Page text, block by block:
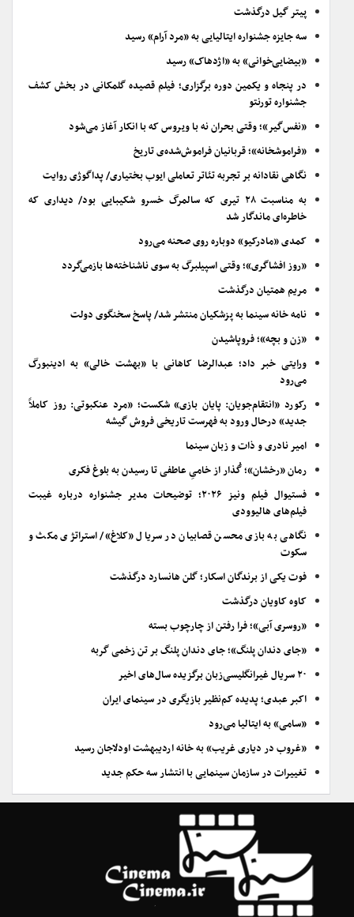
پیتر گیل درگذشت
سه جایزه جشنواره ایتالیایی به «مرد آرام» رسید
«بیضایی‌خوانی» به «اژدهاک» رسید
در پنجاه و یکمین دوره برگزاری؛ فیلم قصیده گلمکانی در بخش کشف
جشنواره تورنتو
«نفس‌گیر»؛ وقتی بحران نه با ویروس که با انکار آغاز می‌شود
«فراموشخانه»؛ قربانیان فراموش‌شده‌ی تاریخ
نگاهی نقادانه بر تجربه تئاتر تعاملی ایوب بختیاری/ پداگوژی روایت
به مناسبت ۲۸ تیری که سالمرگ خسرو شکیبایی بود/ دیداری که
خاطره‌ای ماندگار شد
کمدی «مادرکیو» دوباره روی صحنه می‌رود
«روز افشاگری»؛ وقتی اسپیلبرگ به سوی ناشناخته‌ها بازمی‌گردد
مریم همتیان درگذشت
نامه خانه سینما به پزشکیان منتشر شد/ پاسخ سخنگوی دولت
«زن و بچه»؛ فروپاشیدن
ورایتی خبر داد؛ عبدالرضا کاهانی با «بهشت خالی» به ادینبورگ
می‌رود
رکورد «انتقام‌جویان: پایان بازی» شکست؛ «مرد عنکبوتی: روز کاملاً
جدید» درحال ورود به فهرست تاریخی فروش گیشه
امیر نادری و ذات و زبان سینما
رمان «رخشان»؛ گُذار از خامیِ عاطفی تا رسیدن به بلوغ فکری
فستیوال فیلم ونیز ۲۰۲۶؛ توضیحات مدیر جشنواره درباره غیبت
فیلم‌های هالیوودی
نگاهی به بازی محسن قصابیان در سریال «کلاغ»/ استراتژی مکث و
سکوت
فوت یکی از برندگان اسکار؛ گلن هانسارد درگذشت
کاوه کاویان درگذشت
«روسری آبی»؛ فرا رفتن از چارچوب بسته
«جای دندان پلنگ»؛ جای دندان پلنگ بر تن زخمی گربه
۲۰ سریال غیرانگلیسی‌زبان برگزیده سال‌های اخیر
اکبر عبدی؛ پدیده کم‌نظیر بازیگری در سینمای ایران
«سامی» به ایتالیا می‌رود
«غروب در دیاری غریب» به خانه اردیبهشت اودلاجان رسید
تغییرات در سازمان سینمایی با انتشار سه حکم جدید